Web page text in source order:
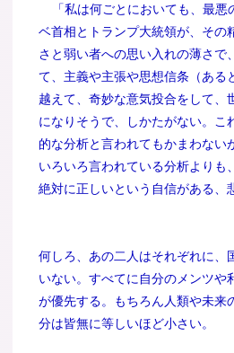
「私は何ごとにおいても、最
ベ首相とトランプ大統領が、その
さと弱い者への思い入れの薄さで
て、主義や主張や思想信条（ある
越えて、奇妙な意気投合をして、
になりそうで、しかたがない。こ
的な分析と言われてもかまわない
いろいろ言われている分析よりも
絶対に正しいという自信がある、
何しろ、あの二人はそれぞれに、
いない。すべてに自分のメンツや
が優先する。もちろん人類や未来
分は皆無に等しいほど小さい。